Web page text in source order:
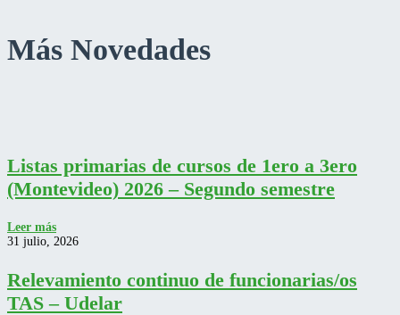
Más Novedades
Listas primarias de cursos de 1ero a 3ero
(Montevideo) 2026 – Segundo semestre
Leer más
31 julio, 2026
Relevamiento continuo de funcionarias/os
TAS – Udelar